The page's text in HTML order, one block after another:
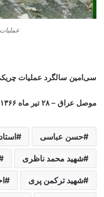
سی‌امین سالگرد عملیات
موصل عراق – ۲۸ تیر ماه ۱۳۶۶
حسن عباسی
شهید محمد ناظری
شهید ترکمن پری